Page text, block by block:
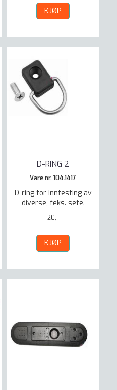
KJØP
D-RING 2
Vare nr. 104.1417
D-ring for innfesting av
diverse, feks. sete.
20,-
KJØP